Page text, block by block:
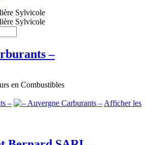
Sylvicole
Sylvicole
–
en Combustibles
Afficher les